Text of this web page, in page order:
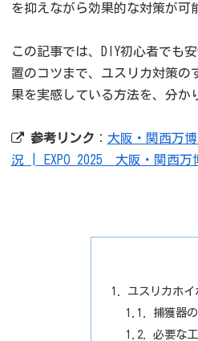
を抑えながら効果的な対策が可
この記事では、DIY初心者でも
置のコツまで、ユスリカ対策の
果を実感している方法を、分か
参考リンク ： 大阪・関西万
況 | EXPO 2025 大阪・関西万
ユスリカホ
捕獲器
必要な